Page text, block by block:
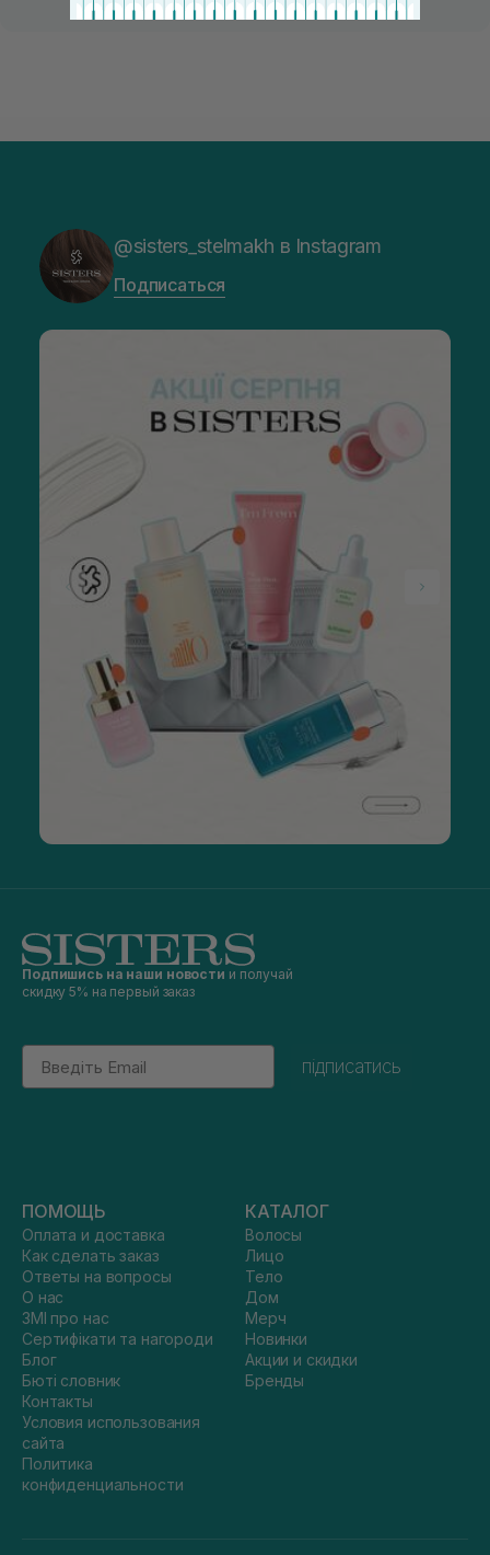
@sisters_stelmakh в Instagram
Подписаться
Подпишись на наши новости и получай
скидку 5% на первый заказ
Email
підписатись
ПОМОЩЬ
Оплата и доставка
Как сделать заказ
Ответы на вопросы
О нас
ЗМІ про нас
Сертифікати та нагороди
Блог
Бюті словник
Контакты
Условия использования
сайта
Политика
конфиденциальности
КАТАЛОГ
Волосы
Лицо
Тело
Дом
Мерч
Новинки
Акции и скидки
Бренды